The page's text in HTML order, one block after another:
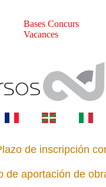
Bases Concurs
Vacances